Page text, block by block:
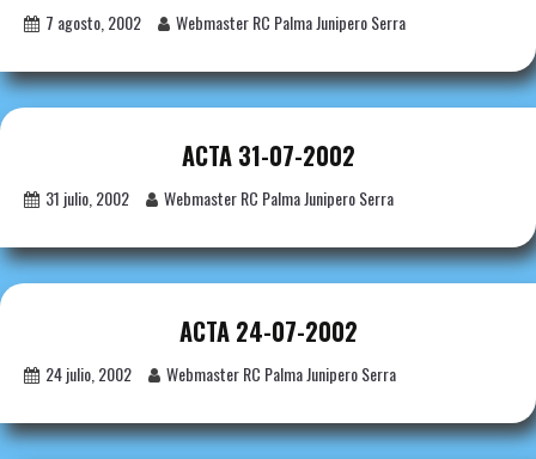
7 agosto, 2002 Webmaster RC Palma Junipero Serra
ACTA 31-07-2002
31 julio, 2002 Webmaster RC Palma Junipero Serra
ACTA 24-07-2002
24 julio, 2002 Webmaster RC Palma Junipero Serra